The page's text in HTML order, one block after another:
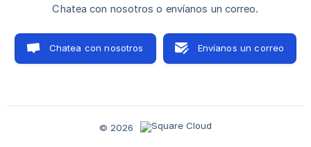
Chatea con nosotros o envíanos un correo.
Chatea con nosotros Envíanos un correo
© 2026